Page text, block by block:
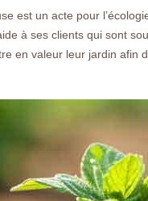
est un acte pour
à ses clients qui sont
en valeur leur jardin afin